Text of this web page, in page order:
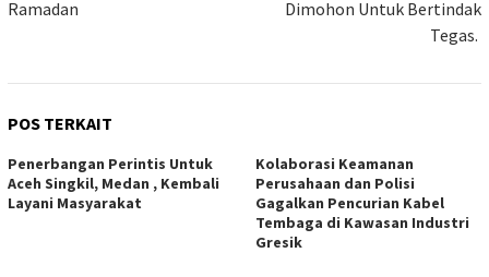
Ramadan
Dimohon Untuk Bertindak
Tegas.
POS TERKAIT
Penerbangan Perintis Untuk
Aceh Singkil, Medan , Kembali
Layani Masyarakat
Kolaborasi Keamanan
Perusahaan dan Polisi
Gagalkan Pencurian Kabel
Tembaga di Kawasan Industri
Gresik